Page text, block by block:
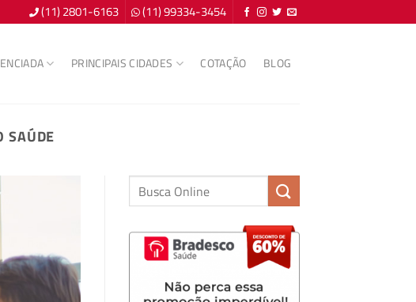
(11) 2801-6163 (11) 99334-3454
PRINCIPAIS CIDADES COTAÇÃO BLOG
SAÚDE